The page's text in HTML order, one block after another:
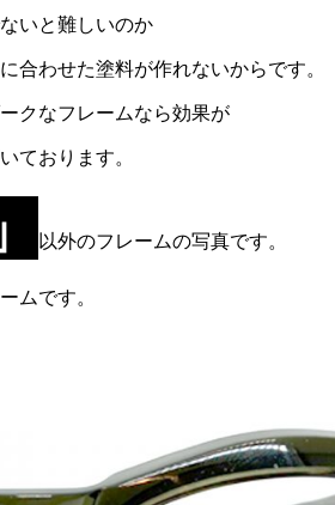
いと難しいのか
合わせた塗料が作れないからです。
クなフレームなら効果が
ております。
以外のフレームの写真です。
ムです。